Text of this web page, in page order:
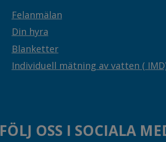
Felanmälan
Din hyra
Blanketter
Individuell mätning av vatten (
FÖLJ OSS I SOCIALA